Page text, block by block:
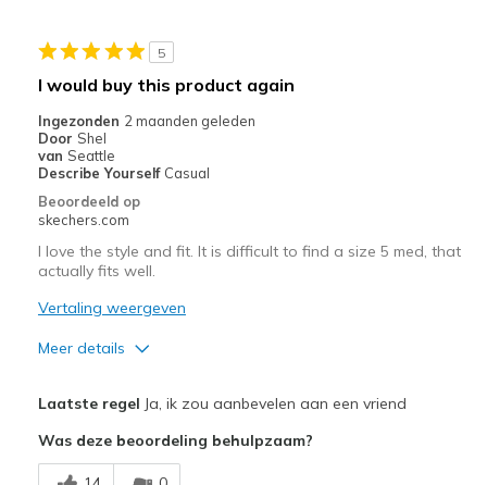
Beste toepassingen
Going Out
Sizing
5
I would buy this product again
Ingezonden 2 maanden geleden
Door Shel
van Seattle
Describe Yourself Casual
Beoordeeld op
skechers.com
I love the style and fit. It is difficult to find a size 5 med, that
actually fits well.
Vertaling weergeven
Meer details
Comfortable
Laatste regel Ja, ik zou aanbevelen aan een vriend
Was deze beoordeling behulpzaam?